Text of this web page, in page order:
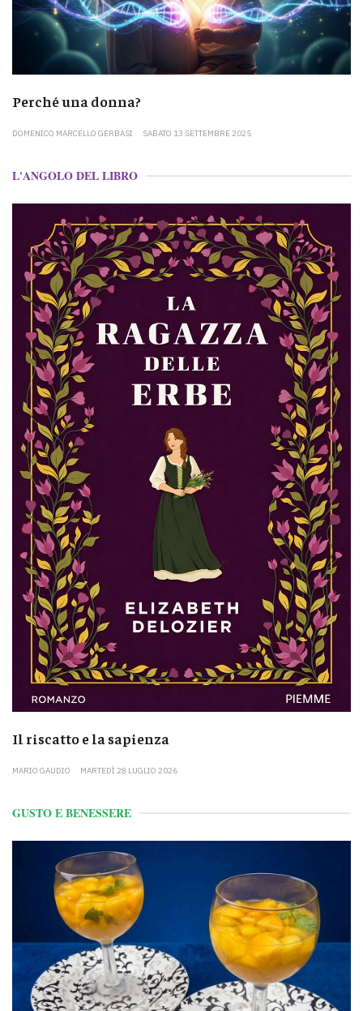
Perché una donna?
DOMENICO MARCELLO GERBASI SABATO 13 SETTEMBRE 2025
L'ANGOLO DEL LIBRO
Il riscatto e la sapienza
MARIO GAUDIO MARTEDÌ 28 LUGLIO 2026
GUSTO E BENESSERE